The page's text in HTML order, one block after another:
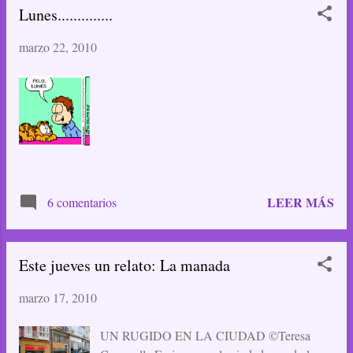
publicadas en La Voz de Galicia.) Rondalla
Lunes..............
marzo 22, 2010
6 comentarios LEER MÁS
Este jueves un relato: La manada
marzo 17, 2010
UN RUGIDO EN LA CIUDAD ©Teresa